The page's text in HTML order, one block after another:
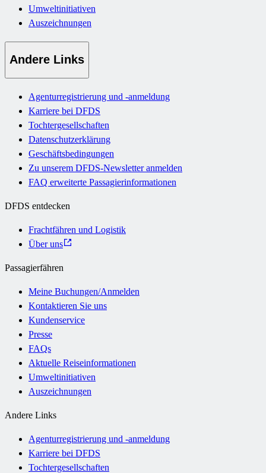
Umweltinitiativen
Auszeichnungen
Andere Links
Agenturregistrierung und -anmeldung
Karriere bei DFDS
Tochtergesellschaften
Datenschutzerklärung
Geschäftsbedingungen
Zu unserem DFDS-Newsletter anmelden
FAQ erweiterte Passagierinformationen
DFDS entdecken
Frachtfähren und Logistik
Über uns
Passagierfähren
Meine Buchungen/Anmelden
Kontaktieren Sie uns
Kundenservice
Presse
FAQs
Aktuelle Reiseinformationen
Umweltinitiativen
Auszeichnungen
Andere Links
Agenturregistrierung und -anmeldung
Karriere bei DFDS
Tochtergesellschaften